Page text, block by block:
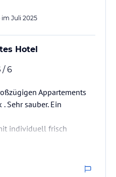
im Juli 2025
Hotel
/ 6
Appartements
Sehr sauber. Ein
individuell frisch
Hotel in Tiefgarage.